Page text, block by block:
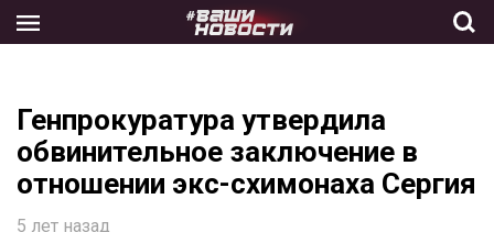
the
Генпрокуратура утвердила
обвинительное заключение в
отношении экс-схимонаха Сергия
5 лет назад